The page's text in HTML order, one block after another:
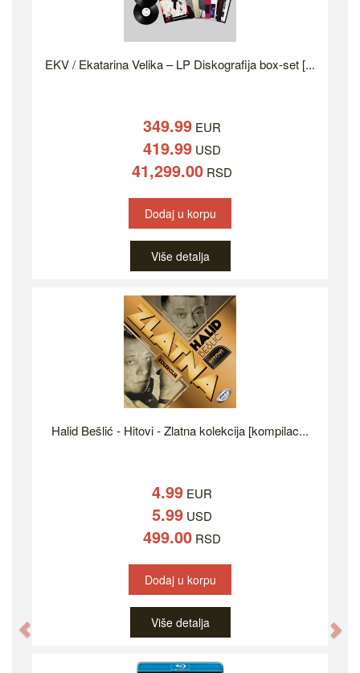
EKV / Ekatarina Velika – LP Diskografija box-set [...
349.99 EUR
419.99 USD
41,299.00 RSD
Dodaj u korpu
Više detalja
Halid Bešlić - Hitovi - Zlatna kolekcija [kompilac...
4.99 EUR
5.99 USD
499.00 RSD
Dodaj u korpu
Više detalja